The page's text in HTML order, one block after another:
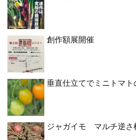
創作額展開催
垂直仕立てでミニトマト
ジャガイモ マルチ逆さ